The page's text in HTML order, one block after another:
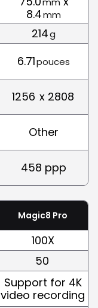
8.4mm
214g
6.71pouces
1256 x 2808
Other
458 ppp
Magic8 Pro
100X
50
Support for 4K
video recording